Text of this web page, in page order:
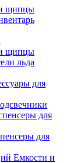
щипцы
щипцы
льда
для
для
для
Емкости и